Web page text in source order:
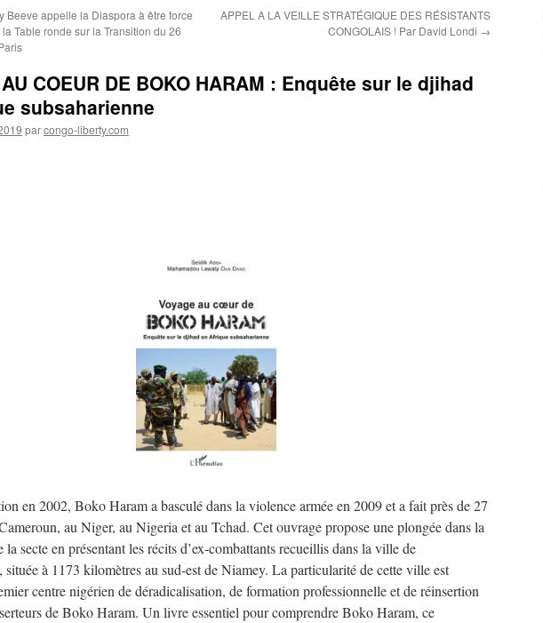
Beeve appelle la Diaspora à être force
Table ronde sur la Transition du 26
APPEL A LA VEILLE STRATÉGIQUE DES RÉSISTANTS
CONGOLAIS ! Par David Londi →
AU COEUR DE BOKO HARAM : Enquête sur le djihad
subsaharienne
parcongo-liberty.com
en 2002, Boko Haram a basculé dans la violence armée en 2009 et a fait près de 27
au Niger, au Nigeria et au Tchad. Cet ouvrage propose une plongée dans la
la secte en présentant les récits d’ex-combattants recueillis dans la ville de
à 1173 kilomètres au sud-est de Niamey. La particularité de cette ville est
centre nigérien de déradicalisation, de formation professionnelle et de réinsertion
de Boko Haram. Un livre essentiel pour comprendre Boko Haram, ce